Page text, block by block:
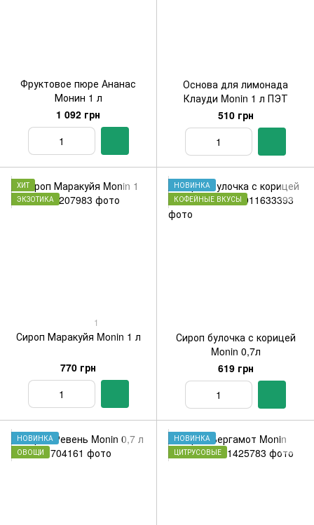
Фруктовое пюре Ананас
Монин 1 л
1 092 грн
Основа для лимонада
Клауди Monin 1 л ПЭТ
510 грн
ХИТ
ЭКЗОТИКА
1
Сироп Маракуйя Monin 1 л
770 грн
НОВИНКА
КОФЕЙНЫЕ ВКУСЫ
Сироп булочка с корицей
Monin 0,7л
619 грн
НОВИНКА
ОВОЩИ
НОВИНКА
ЦИТРУСОВЫЕ